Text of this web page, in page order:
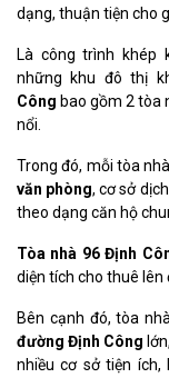
dạng, thuận tiện cho
Là công trình khép
những khu đô thị
Công bao gồm 2 tòa
nổi.
Trong đó, mỗi tòa
văn phòng, cơ sở
theo dạng căn hộ
Tòa nhà 96 Định
diện tích cho thuê lên
Bên cạnh đó, tòa
đường Định Công
nhiều cơ sở tiện